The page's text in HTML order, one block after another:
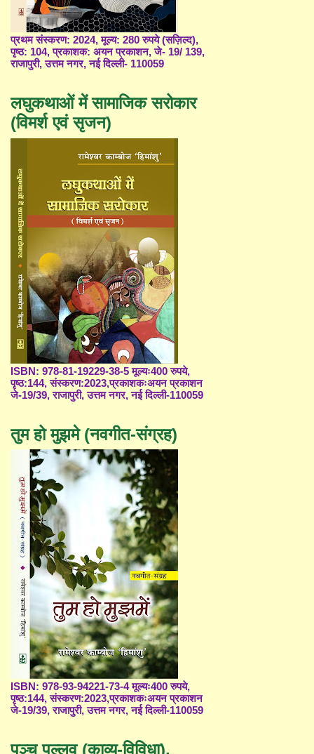
प्रथम संस्करण: 2024, मूल्य: 280 रुपये (सज़िल्द),
पृष्ठ: 104, प्रकाशक: अयन प्रकाशन, जे- 19/ 139,
राजापुरी, उत्तम नगर, नई दिल्ली- 110059
लघुकथाओं में सामाजिक सरोकार
(विमर्श एवं सृजन)
ISBN: 978-81-19229-38-5 मूल्यः400 रुपये,
पृष्ठ:144, संस्करण:2023,प्रकाशकःअयन प्रकाशन
जे-19/39, राजापुरी, उत्तम नगर, नई दिल्ली-110059
तुम हो मुझमे (नवगीत-संग्रह)
ISBN: 978-93-94221-73-4 मूल्यः400 रुपये,
पृष्ठ:144, संस्करण:2023,प्रकाशकःअयन प्रकाशन
जे-19/39, राजापुरी, उत्तम नगर, नई दिल्ली-110059
पञ्च पल्लव (काव्य-विविधा),